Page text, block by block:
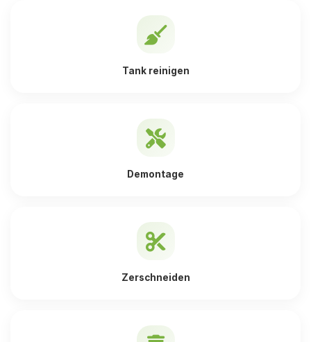
Tank reinigen
Demontage
Zerschneiden